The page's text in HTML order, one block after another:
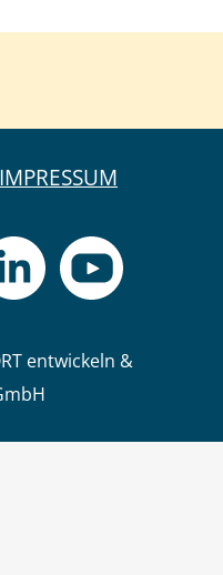
IMPRESSUM
entwickeln &